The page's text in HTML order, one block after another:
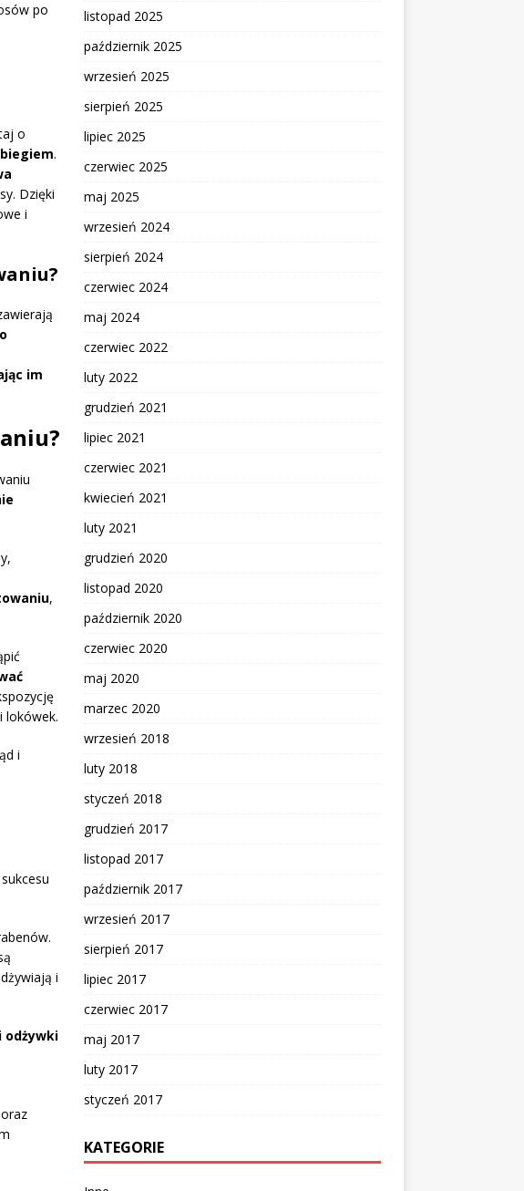
po
o
.
Dzięki
i
im
,
lokówek.
i
i
odżywki
listopad 2025
październik 2025
wrzesień 2025
sierpień 2025
lipiec 2025
czerwiec 2025
maj 2025
wrzesień 2024
sierpień 2024
czerwiec 2024
maj 2024
czerwiec 2022
luty 2022
grudzień 2021
lipiec 2021
czerwiec 2021
kwiecień 2021
luty 2021
grudzień 2020
listopad 2020
październik 2020
czerwiec 2020
maj 2020
marzec 2020
wrzesień 2018
luty 2018
styczeń 2018
grudzień 2017
listopad 2017
październik 2017
wrzesień 2017
sierpień 2017
lipiec 2017
czerwiec 2017
maj 2017
luty 2017
styczeń 2017
KATEGORIE